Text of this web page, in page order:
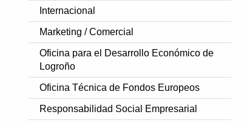
Internacional
Marketing / Comercial
Oficina para el Desarrollo Económico de
Logroño
Oficina Técnica de Fondos Europeos
Responsabilidad Social Empresarial